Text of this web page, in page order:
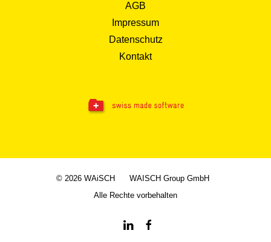
AGB
Impressum
Datenschutz
Kontakt
© 2026 WAiSCH
WAISCH Group GmbH
Alle Rechte vorbehalten